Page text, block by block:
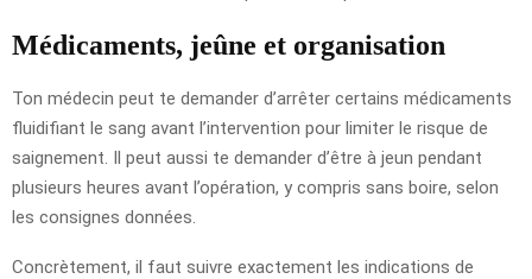
Médicaments, jeûne et organisation
Ton médecin peut te demander d’arrêter certains médicaments
fluidifiant le sang avant l’intervention pour limiter le risque de
saignement. Il peut aussi te demander d’être à jeun pendant
plusieurs heures avant l’opération, y compris sans boire, selon
les consignes données.
Concrètement, il faut suivre exactement les indications de